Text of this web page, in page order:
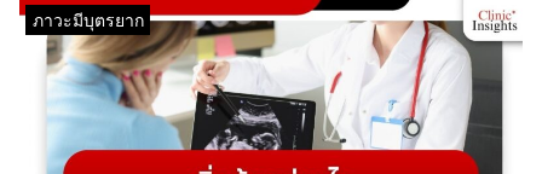
ภาวะมีบุตรยาก